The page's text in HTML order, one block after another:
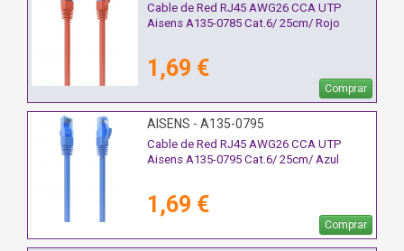
Cable de Red RJ45 AWG26 CCA UTP
Aisens A135-0785 Cat.6/ 25cm/ Rojo
1,69 €
Comprar
AISENS - A135-0795
Cable de Red RJ45 AWG26 CCA UTP
Aisens A135-0795 Cat.6/ 25cm/ Azul
1,69 €
Comprar